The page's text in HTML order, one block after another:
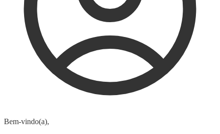
Bem-vindo(a),